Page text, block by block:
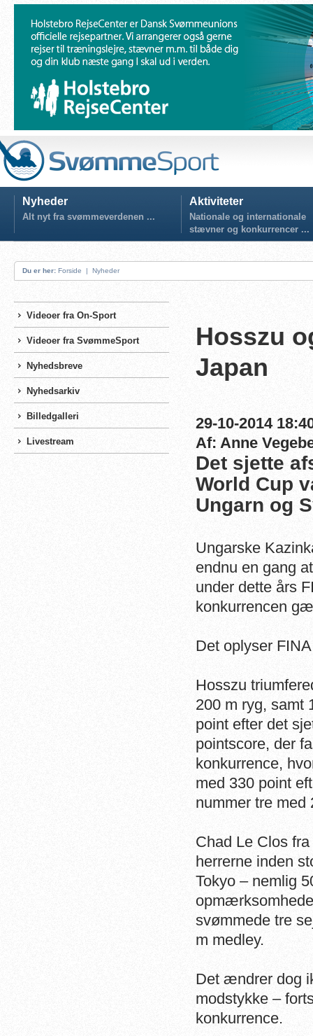
Nyheder
Alt nyt fra svømmeverdenen ...
Aktiviteter
Nationale og internationale
stævner og konkurrencer ...
Du er her: Forside | Nyheder
Videoer fra On-Sport
Videoer fra SvømmeSport
Nyhedsbreve
Nyhedsarkiv
Billedgalleri
Livestream
Hosszu
Japan
29-10-2014
Af: Anne
Det sjette
World Cup
Ungarn og
Ungarske
endnu en gang
under dette års
konkurrencen
Det oplyser
Hosszu
200 m ryg, samt
point efter det
pointscore, der
konkurrence,
med 330 point
nummer tre med
Chad Le Clos
herrerne inden
Tokyo – nemlig
svømmede tre
m medley.
Det ændrer dog
modstykke –
konkurrence.